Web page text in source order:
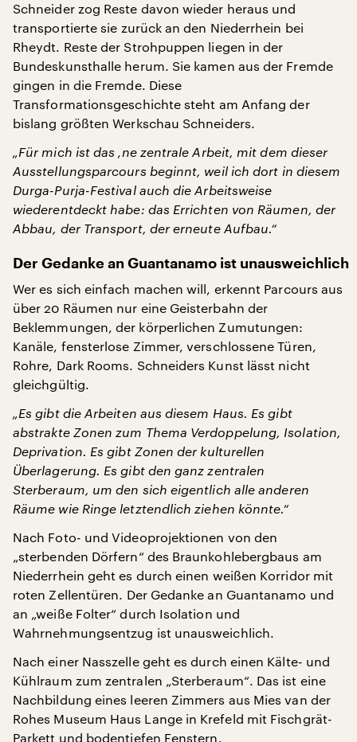
Schneider zog Reste davon wieder heraus und
transportierte sie zurück an den Niederrhein bei
Rheydt. Reste der Strohpuppen liegen in der
Bundeskunsthalle herum. Sie kamen aus der Fremde
gingen in die Fremde. Diese
Transformationsgeschichte steht am Anfang der
bislang größten Werkschau Schneiders.
„Für mich ist das ‚ne zentrale Arbeit, mit dem dieser
Ausstellungsparcours beginnt, weil ich dort in diesem
Durga-Purja-Festival auch die Arbeitsweise
wiederentdeckt habe: das Errichten von Räumen, der
Abbau, der Transport, der erneute Aufbau.“
Der Gedanke an Guantanamo ist unausweichlich
Wer es sich einfach machen will, erkennt Parcours aus
über 20 Räumen nur eine Geisterbahn der
Beklemmungen, der körperlichen Zumutungen:
Kanäle, fensterlose Zimmer, verschlossene Türen,
Rohre, Dark Rooms. Schneiders Kunst lässt nicht
gleichgültig.
„Es gibt die Arbeiten aus diesem Haus. Es gibt
abstrakte Zonen zum Thema Verdoppelung, Isolation,
Deprivation. Es gibt Zonen der kulturellen
Überlagerung. Es gibt den ganz zentralen
Sterberaum, um den sich eigentlich alle anderen
Räume wie Ringe letztendlich ziehen könnte.“
Nach Foto- und Videoprojektionen von den
„sterbenden Dörfern“ des Braunkohlebergbaus am
Niederrhein geht es durch einen weißen Korridor mit
roten Zellentüren. Der Gedanke an Guantanamo und
an „weiße Folter“ durch Isolation und
Wahrnehmungsentzug ist unausweichlich.
Nach einer Nasszelle geht es durch einen Kälte- und
Kühlraum zum zentralen „Sterberaum“. Das ist eine
Nachbildung eines leeren Zimmers aus Mies van der
Rohes Museum Haus Lange in Krefeld mit Fischgrät-
Parkett und bodentiefen Fenstern.